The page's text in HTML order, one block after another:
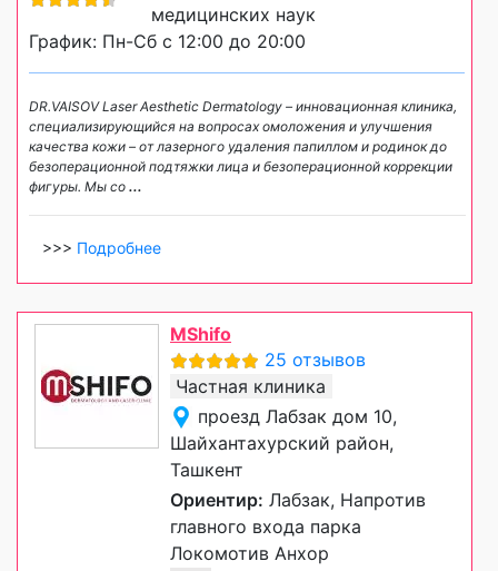
медицинских наук
График: Пн-Сб с 12:00 до 20:00
DR.VAISOV Laser Aesthetic Dermatology – инновационная клиника,
специализирующийся на вопросах омоложения и улучшения
качества кожи – от лазерного удаления папиллом и родинок до
безоперационной подтяжки лица и безоперационной коррекции
фигуры. Мы со ...
>>> Подробнее
MShifo
25 отзывов
Частная клиника
проезд Лабзак дом 10,
Шайхантахурский район,
Ташкент
Ориентир: Лабзак, Напротив
главного входа парка
Локомотив Анхор